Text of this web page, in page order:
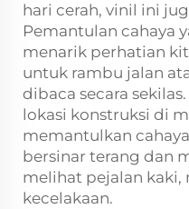
hari cerah, vinil ini
Pemantulan cahaya
menarik perhatian
untuk rambu jalan
dibaca secara
lokasi konstruksi di
memantulkan
bersinar terang dan
melihat pejalan kaki,
kecelakaan.